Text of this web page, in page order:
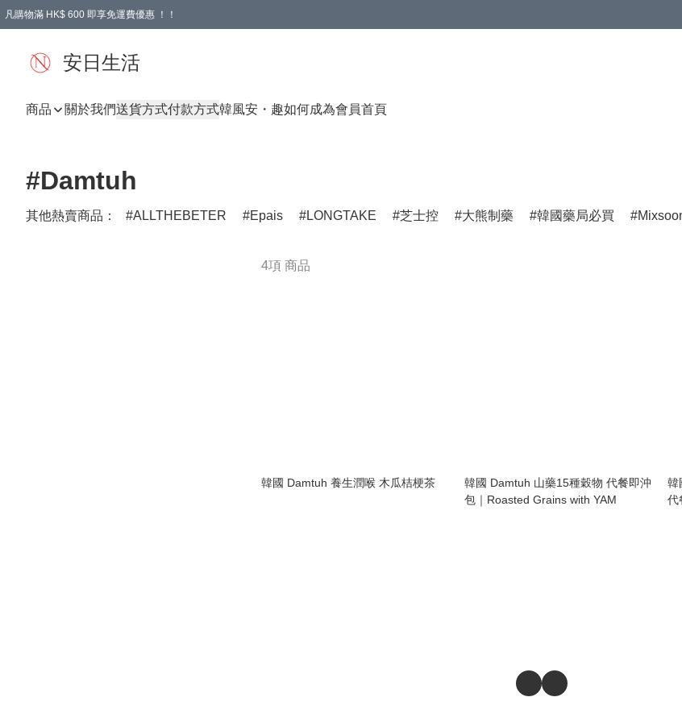
凡購物滿 HK$ 600 即享免運費優惠 ！！
安日生活
商品 關於我們送貨方式付款方式韓風安・趣如何成為會員首頁
#Damtuh
其他熱賣商品： ALLTHEBETER Epais LONGTAKE 芝士控 大熊制藥 韓國藥局必買
4項 商品
韓國 Damtuh 養生潤喉 木瓜桔梗茶
韓國 Damtuh 山藥15種穀物 代餐即沖
包｜Roasted Grains with YAM
韓
代